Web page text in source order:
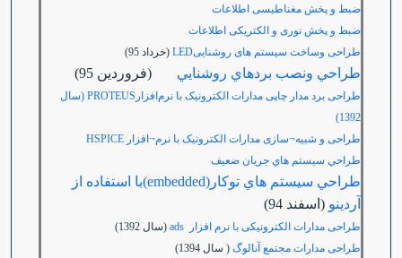
ضبط و پخش مغناطیسی اطلاعات
ضبط و پخش نوری و الکتریکی اطلاعات
طراحی وساخت سیستم های روشناییLED
(خرداد 95)
طراحي ونصب بردهاي روشنايي (فروردين 95)
طراحی برد مدار چاپی مدارات الکترونیک با نرم‌افزار PROTEUS (سال
1392)
طراحی و شبیه¬سازی مدارات الکترونیک با نرم¬افزار HSPICE
طراحي سيستم هاي جريان ضعيف
طراحي سيستم هاي توكار(embedded)با استفاده از
آردينو (اسفند 94)
طراحی مدارات الکترونیکی با نرم افزار ads
(سال 1392)
طراحی مدارات مجتمع آنالوگ ( سال 1394)